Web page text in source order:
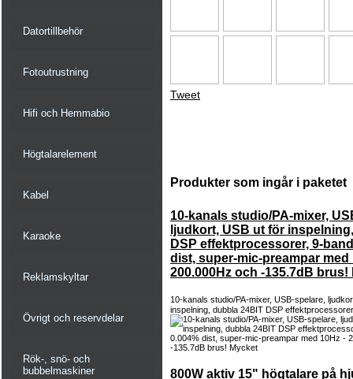
Datortillbehör
Fotoutrustning
Hifi och Hemmabio
Högtalarelement
Kabel
Karaoke
Reklamskyltar
Övrigt och reservdelar
Rök-, snö- och
bubbelmaskiner
Tweet
Produkter som ingår i paketet
10-kanals studio/PA-mixer,
ljudkort, USB ut för
DSP effektprocessorer, 9-
dist, super-mic-preampar med
200.000Hz och -135.7dB brus!
10-kanals studio/PA-mixer, USB-spelare,
inspelning, dubbla 24BIT DSP
800W aktiv 15" högtalare på